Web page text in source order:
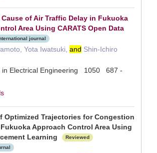
of Air Traffic Delay in Fukuoka
Area Using CARATS Open Data
journal
Yota Iwatsuki, and Shin-Ichiro
in Electrical Engineering 1050 687 -
Optimized Trajectories for Congestion
Approach Control Area Using
Learning
Reviewed